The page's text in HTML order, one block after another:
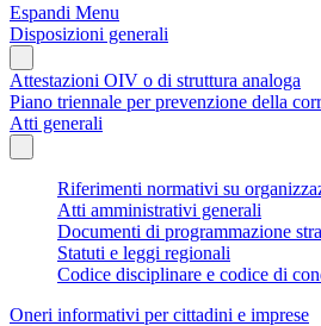
Espandi Menu
Disposizioni generali
Attestazioni OIV o di struttura analoga
Piano triennale per prevenzione della
Atti generali
Riferimenti normativi su
Atti amministrativi generali
Documenti di programmazione
Statuti e leggi regionali
Codice disciplinare e codice di
Oneri informativi per cittadini e imprese